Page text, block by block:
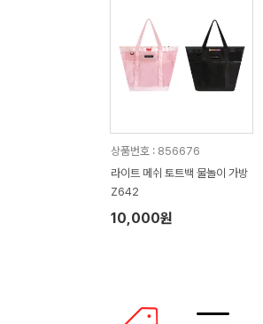
상품번호 : 856676
라이트 메쉬 토트백 물놀이 가방
Z642
10,000원